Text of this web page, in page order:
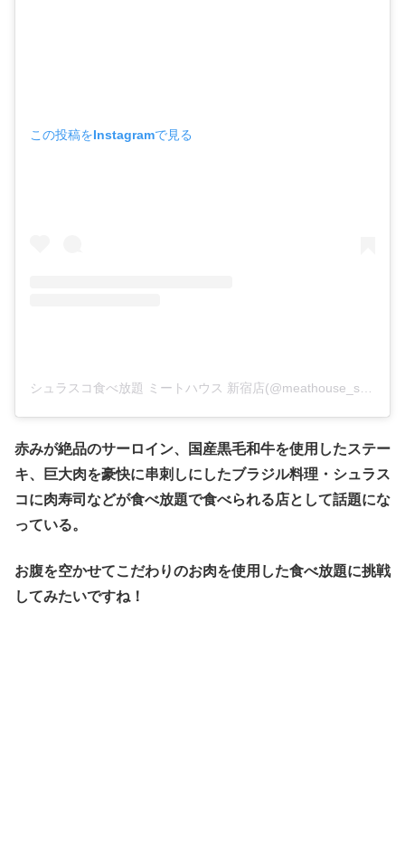
この投稿をInstagramで見る
赤みが絶品のサーロイン、国産黒毛和牛を使用したステー
キ、巨大肉を豪快に串刺しにしたブラジル料理・シュラス
コに肉寿司などが食べ放題で食べられる店として話題にな
っている。
お腹を空かせてこだわりのお肉を使用した食べ放題に挑戦
してみたいですね！